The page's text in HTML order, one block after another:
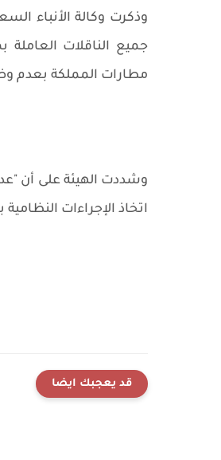
وذكرت وكالة الأنباء
جميع الناقلات
مطارات المملكة بعدم
وشددت الهيئة على أن
اتخاذ الإجراءات
قد يعجبك ايضا